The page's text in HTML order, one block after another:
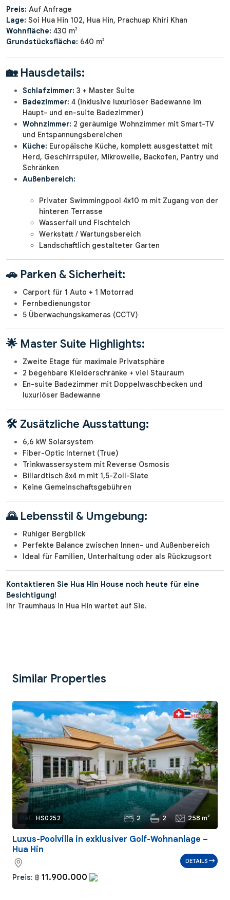
Preis: Auf Anfrage
Lage: Soi Hua Hin 102, Hua Hin, Prachuap Khiri Khan
Wohnfläche: 430 m²
Grundstücksfläche: 640 m²
🏡 Hausdetails:
Schlafzimmer: 3 + Master Suite
Badezimmer: 4 (inklusive luxuriöser Badewanne im
Haupt- und en-suite Badezimmer)
Wohnzimmer: 2 geräumige Wohnzimmer mit Smart-TV
und Entspannungsbereichen
Küche: Europäische Küche, komplett ausgestattet mit
Herd, Geschirrspüler, Mikrowelle, Backofen, Pantry und
Schränken
Außenbereich:
Privater Swimmingpool 4x10 m mit Zugang von der
hinteren Terrasse
Wasserfall und Fischteich
Werkstatt / Wartungsbereich
Landschaftlich gestalteter Garten
🚗 Parken & Sicherheit:
Carport für 1 Auto + 1 Motorrad
Fernbedienungstor
5 Überwachungskameras (CCTV)
🌟 Master Suite Highlights:
Zweite Etage für maximale Privatsphäre
2 begehbare Kleiderschränke + viel Stauraum
En-suite Badezimmer mit Doppelwaschbecken und
luxuriöser Badewanne
🛠️ Zusätzliche Ausstattung:
6,6 kW Solarsystem
Fiber-Optic Internet (True)
Trinkwassersystem mit Reverse Osmosis
Billardtisch 8x4 m mit 1,5-Zoll-Slate
Keine Gemeinschaftsgebühren
🌄 Lebensstil & Umgebung:
Ruhiger Bergblick
Perfekte Balance zwischen Innen- und Außenbereich
Ideal für Familien, Unterhaltung oder als Rückzugsort
Kontaktieren Sie Hua Hin House noch heute für eine
Besichtigung!
Ihr Traumhaus in Hua Hin wartet auf Sie.
Similar Properties
Ref.: HS0252 2 2 258 m²
Luxus-Poolvilla in exklusiver Golf-Wohnanlage –
Hua Hin
Preis: ฿ 11.900.000
DETAILS